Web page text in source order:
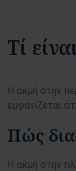
Τί
Η ακμή στην
εμφανίζεται
Πώς
Η ακμή στην